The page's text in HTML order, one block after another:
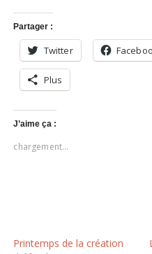
Partager :
Twitter
Plus
J’aime ça :
chargement…
Printemps de la création